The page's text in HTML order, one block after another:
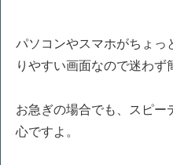
パソコンやスマホがちょ
りやすい画面なので迷わず
お急ぎの場合でも、スピ
心ですよ。